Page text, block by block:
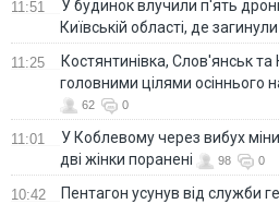
11:51
У будинок влучили п'ять
Київській області, де
11:25
Костянтинівка, Слов'янськ
головними цілями осіннього
62 0
11:01
У Коблевому через вибух
дві жінки поранені
98 0
10:42
Пентагон усунув від служби